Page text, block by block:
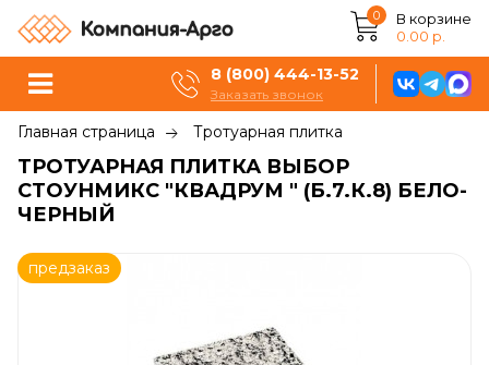
0
В корзине
0.00 р.
8 (800) 444-13-52
Заказать звонок
Главная страница Тротуарная плитка
ТРОТУАРНАЯ ПЛИТКА ВЫБОР
СТОУНМИКС "КВАДРУМ " (Б.7.К.8) БЕЛО-
ЧЕРНЫЙ
предзаказ